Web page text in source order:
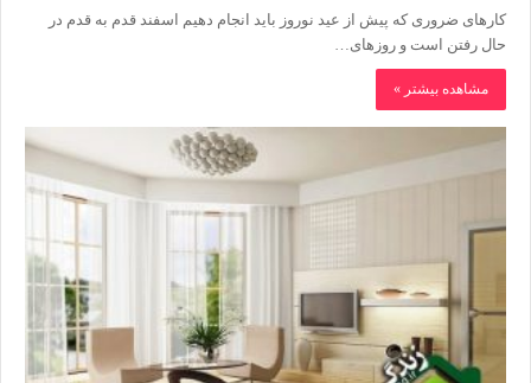
کارهای ضروری که پیش از عید نوروز باید انجام دهیم اسفند قدم به قدم در
حال رفتن است و روزهای…
مشاهده بیشتر »